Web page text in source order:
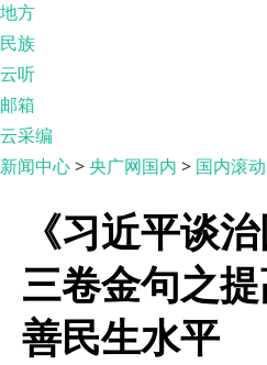
地方
民族
云听
邮箱
云采编
新闻中心>央广网国内 > 国内滚动
《习近平谈
三卷金句之
善民生水平